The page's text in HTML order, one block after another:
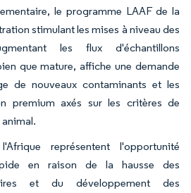
le programme LAAF de la
stimulant les mises à niveau des
les flux d'échantillons
que mature, affiche une demande
de nouveaux contaminants et les
premium axés sur les critères de
représentent l'opportunité
en raison de la hausse des
et du développement des